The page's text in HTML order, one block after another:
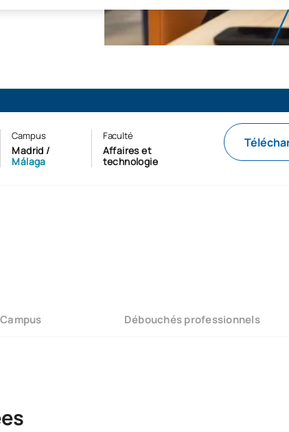
Campus
Madrid /
Málaga
Faculté
Affaires et
technologie
Campus Débouchés professionnels